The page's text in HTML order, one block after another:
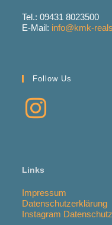
Tel.: 09431 8023500
E-Mail: info@kmk-
Follow Us
Links
Impressum
Datenschutzerklärung
Instagram